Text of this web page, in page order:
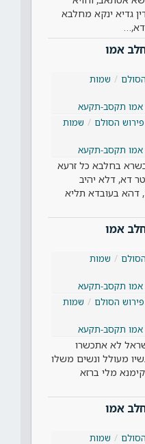
גדיא ינקא מחלבא
אמו
שמות
אמו תקסב-תקעא
הסולם
שמות
אמו תקסב-תקעא
בשרא בחלבא כל זרעא
דא, דלא יהיב
דהא בעובדא תליא
אמו
שמות
אמו תקסב-תקעא
הסולם
שמות
אמו תקסב-תקעא
לא אתכשרו
מעולל ונשים משלו
מלי ברזא
אמו
שמות